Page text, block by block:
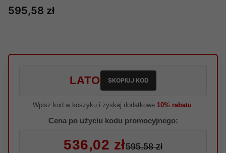
Cena
595,58 zł
LATO SKOPIUJ KOD
Wpisz kod w koszyku i zyskaj dodatkowe 10% rabatu.
Cena po użyciu kodu promocyjnego:
536,02 zł595,58 zł